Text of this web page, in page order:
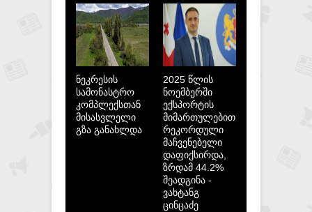
ნეკრესის
სამონასტრო
კომპლექსთან
მისასვლელი
გზა განახლდა
2025 წლის
ნოემბერში
ექსპორტის
მიმართულებით
რეკორდული
მაჩვენებელი
დაფიქსირდა,
ზრდამ 44.2%
შეადგინა -
ვახტანგ
ცინცაძე